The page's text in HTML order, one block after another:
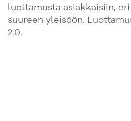
luottamusta asiakkaisiin,
suureen yleisöön.
2.0.